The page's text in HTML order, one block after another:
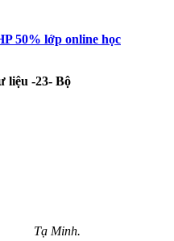
50% lớp online học
liệu -23- Bộ
Tạ Minh.